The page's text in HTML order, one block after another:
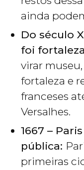
ainda
Do século
foi
virar
fortaleza e
franceses
Versalhes.
1667 –
pública:
primeiras